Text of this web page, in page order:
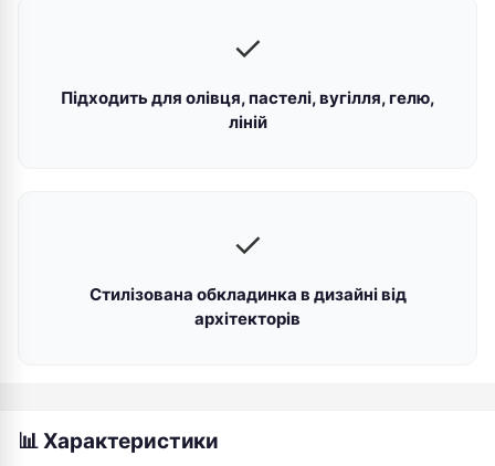
✓
Підходить для олівця, пастелі, вугілля, гелю,
ліній
✓
Стилізована обкладинка в дизайні від
архітекторів
📊 Характеристики